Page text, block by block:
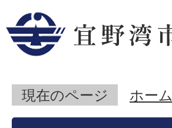
現在のページ ホーム